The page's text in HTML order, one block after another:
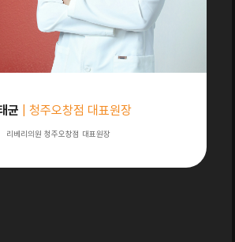
균 | 청주오창점 대표원장
리베리의원 청주오창점 대표원장